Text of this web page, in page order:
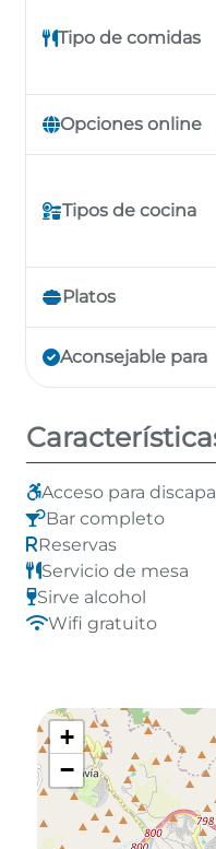
Tipo de comidas
Opciones online
Tipos de cocina
Platos
Aconsejable para
Acceso para
Bar completo
Reservas
Servicio de mesa
Sirve alcohol
Wifi gratuito
+
−